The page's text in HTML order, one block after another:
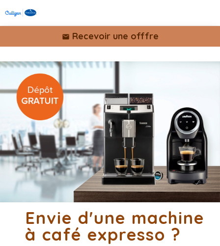
 Recevoir une offfre
Envie d'une machine
à café expresso ?